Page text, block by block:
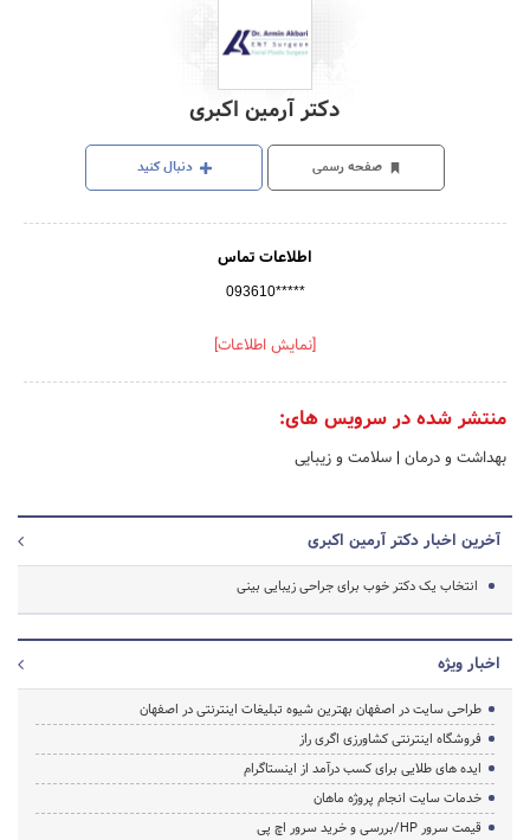
دکتر آرمین اکبری
صفحه رسمی دنبال کنید
اطلاعات تماس
093610*****
[نمایش اطلاعات]
منتشر شده در سرویس های:
بهداشت و درمان | سلامت و زیبایی
آخرین اخبار دکتر آرمین اکبری
انتخاب یک دکتر خوب برای جراحی زیبایی بینی
اخبار ویژه
طراحی سایت در اصفهان بهترین شیوه تبلیغات اینترنتی در اصفهان
فروشگاه اینترنتی کشاورزی اگری راز
ایده های طلایی برای کسب درآمد از اینستاگرام
خدمات سایت انجام پروژه ماهان
قیمت سرور HP/بررسی و خرید سرور اچ پی